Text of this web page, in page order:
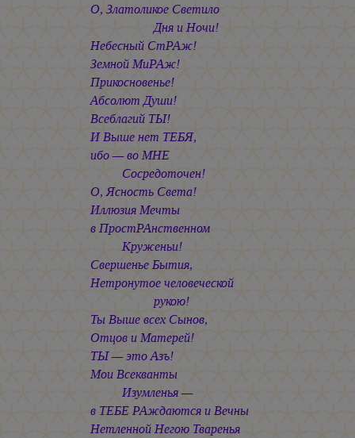
О, Златоликое Светило
Дня и Ночи!
Небесный СтРАж!
Земной МиРАж!
Прикосновенье!
Абсолют Души!
Всеблагий ТЫ!
И Выше нет ТЕБЯ,
ибо — во МНЕ
Сосредоточен!
О, Ясность Света!
Иллюзия Мечты
в ПростРАнственном
Круженьи!
Свершенье Бытия,
Нетронутое человеческой
рукою!
Ты Выше всех Сынов,
Отцов и Матерей!
ТЫ — это Азъ!
Мои Всекванты
Изумленья —
в ТЕБЕ РАждаются и Вечны
Нетленной Негою Тваренья